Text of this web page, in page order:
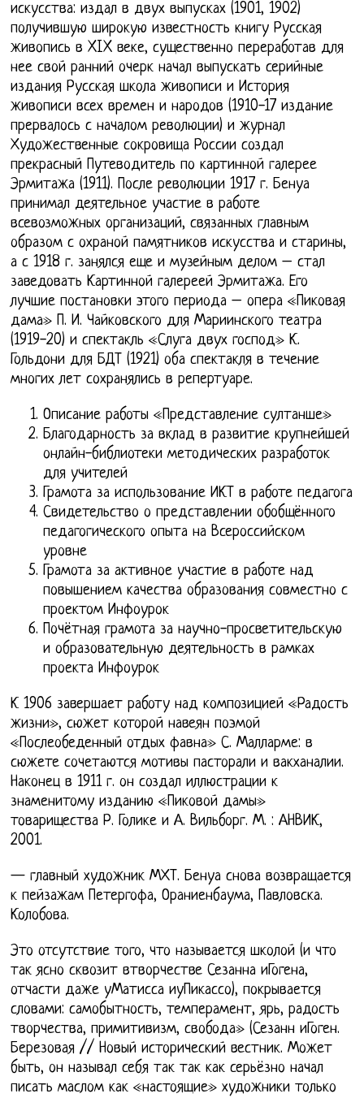
искусства: издал в двух выпусках (1901, 1902)
получившую широкую известность книгу Русская
живопись в XIX веке, существенно переработав для
нее свой ранний очерк начал выпускать серийные
издания Русская школа живописи и История
живописи всех времен и народов (1910-17 издание
прервалось с началом революции) и журнал
Художественные сокровища России создал
прекрасный Путеводитель по картинной галерее
Эрмитажа (1911). После революции 1917 г. Бенуа
принимал деятельное участие в работе
всевозможных организаций, связанных главным
образом с охраной памятников искусства и старины,
а с 1918 г. занялся еще и музейным делом – стал
заведовать Картинной галереей Эрмитажа. Его
лучшие постановки этого периода – опера «Пиковая
дама» П. И. Чайковского для Мариинского театра
(1919-20) и спектакль «Слуга двух господ» К.
Гольдони для БДТ (1921) оба спектакля в течение
многих лет сохранялись в репертуаре.
Описание работы «Представление султанше»
Благодарность за вклад в развитие крупнейшей
онлайн-библиотеки методических разработок
для учителей
Грамота за использование ИКТ в работе педагога
Свидетельство о представлении обобщённого
педагогического опыта на Всероссийском
уровне
Грамота за активное участие в работе над
повышением качества образования совместно с
проектом Инфоурок
Почётная грамота за научно-просветительскую
и образовательную деятельность в рамках
проекта Инфоурок
К 1906 завершает работу над композицией «Радость
жизни», сюжет которой навеян поэмой
«Послеобеденный отдых фавна» С. Малларме: в
сюжете сочетаются мотивы пасторали и вакханалии.
Наконец в 1911 г. он создал иллюстрации к
знаменитому изданию «Пиковой дамы»
товарищества Р. Голике и А. Вильборг. М. : АНВИК,
2001.
— главный художник МХТ. Бенуа снова возвращается
к пейзажам Петергофа, Ораниенбаума, Павловска.
Колобова.
Это отсутствие того, что называется школой (и что
так ясно сквозит втворчестве Сезанна иГогена,
отчасти даже уМатисса иуПикассо), покрывается
словами: самобытность, темперамент, ярь, радость
творчества, примитивизм, свобода» (Сезанн иГоген.
Березовая // Новый исторический вестник. Может
быть, он называл себя так так как серьёзно начал
писать маслом как «настоящие» художники только